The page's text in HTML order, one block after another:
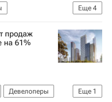
Еще4
жизни
Москвы
продаж
на 61%
Еще 1
Девелоперы